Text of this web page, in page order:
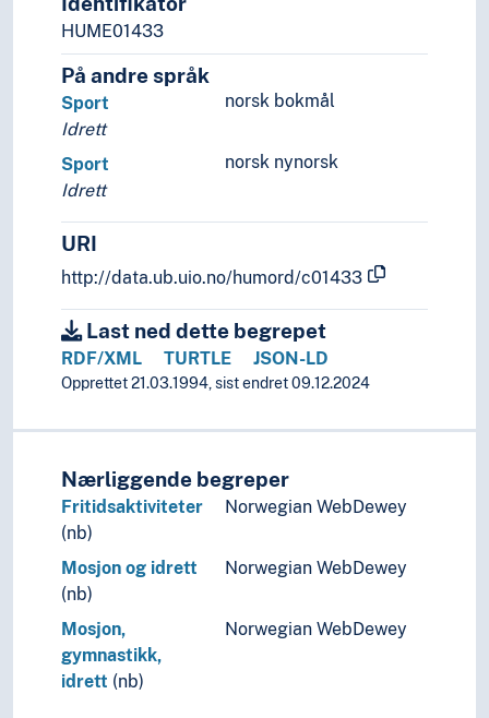
HUME01433
På andre språk
norsk bokmål
Sport
Idrett
norsk nynorsk
Sport
Idrett
URI
http://data.ub.uio.no/humord/c01433
Last ned dette begrepet
RDF/XML TURTLE JSON-LD
Opprettet 21.03.1994, sist endret 09.12.2024
Nærliggende begreper
Fritidsaktiviteter
(nb)
Norwegian WebDewey
Mosjon og idrett
(nb)
Norwegian WebDewey
Mosjon,
gymnastikk,
idrett (nb)
Norwegian WebDewey